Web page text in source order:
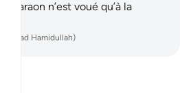
Pharaon n’est voué qu’à la
Hamidullah)